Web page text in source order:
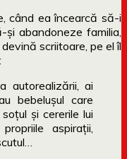
când ea încearcă să-i
abandoneze familia,
scriitoare, pe el îl
autorealizării, ai
bebeluşul care
şi cererile lui
aspiraţii,